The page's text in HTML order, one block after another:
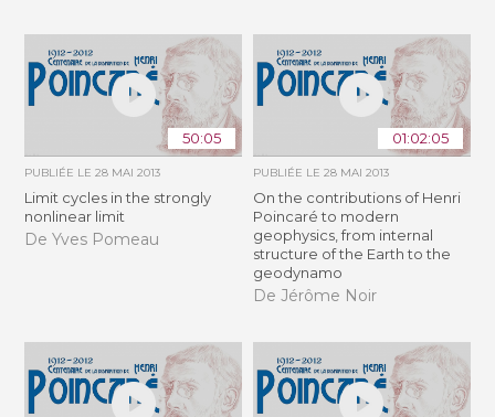
50:05
PUBLIÉE LE28 MAI 2013
Limit cycles in the strongly
nonlinear limit
De Yves Pomeau
01:02:05
PUBLIÉE LE 28 MAI 2013
On the contributions of Henri
Poincaré to modern
geophysics, from internal
structure of the Earth to the
geodynamo
De Jérôme Noir